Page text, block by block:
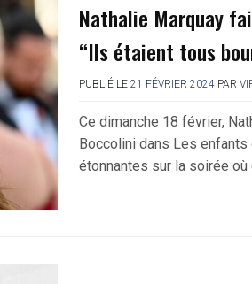
Nathalie Marquay
“Ils étaient tous
PUBLIÉ LE21 FÉVRIER 2024 PAR
Ce dimanche 18 février,
Boccolini dans Les
étonnantes sur la soirée